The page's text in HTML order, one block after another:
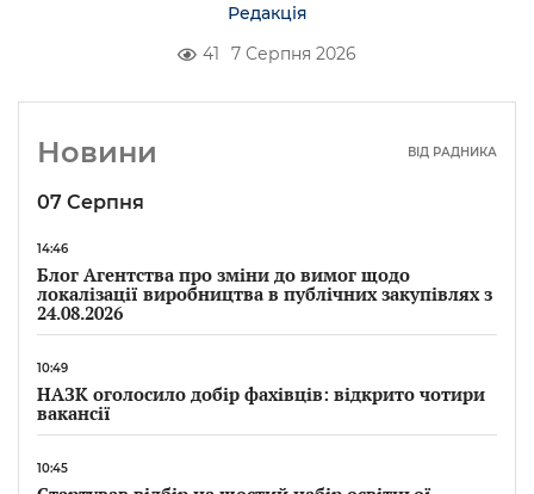
Новини ВІД РАДНИКА
07 Серпня
14:46
Блог Агентства про зміни до вимог щодо
локалізації виробництва в публічних закупівлях з
24.08.2026
10:49
НАЗК оголосило добір фахівців: відкрито чотири
вакансії
10:45
Редакція
41
7 Серпня 2026